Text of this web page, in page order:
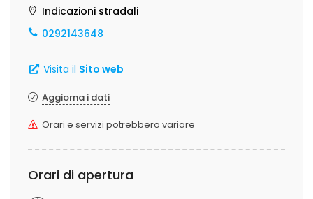
Indicazioni stradali
0292143648
Visita il Sito web
Aggiorna i dati
Orari e servizi potrebbero variare
Orari di apertura